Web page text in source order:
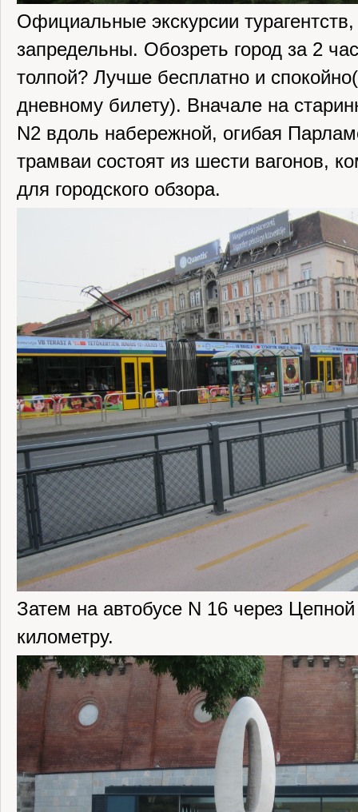
Официальные экскурсии турагентств,
запредельны. Обозреть город за 2
толпой? Лучше бесплатно и
дневному билету). Вначале на
N2 вдоль набережной, огибая
трамваи состоят из шести вагонов,
для городского обзора.
Затем на автобусе N 16 через
километру.